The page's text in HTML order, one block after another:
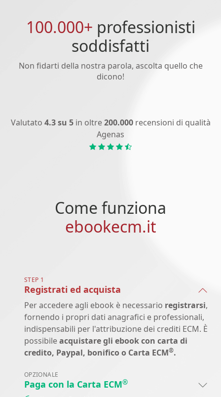
100.000+ professionisti
soddisfatti
Non fidarti della nostra parola, ascolta quello che
dicono!
Valutato 4.3 su 5in oltre200.000recensioni di qualità
Agenas
Come funziona
ebookecm.it
STEP 1
Registrati ed acquista
Per accedere agli ebook è necessario registrarsi,
fornendo i propri dati anagrafici e professionali,
indispensabili per l'attribuzione dei crediti ECM. È
possibileacquistare gli ebook con carta di
credito, Paypal, bonifico o Carta ECM®.
OPZIONALE
Paga con la Carta ECM®